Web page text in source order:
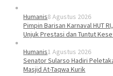
Humanis8 Agustus 2026
Pimpin Barisan Karnaval HUT
Unjuk Prestasi dan Tuntut
Humanis1 Agustus 2026
Senator Sularso Hadiri
Masjid At-Taqwa Kurik